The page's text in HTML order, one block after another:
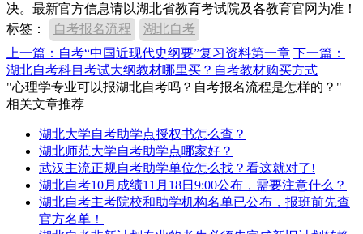
决。最新官方信息请以湖北省教育考试院及各教育官网为准！
标签：
自考报名流程
湖北自考
上一篇：自考“中国近现代史纲要”复习资料第一章 下一篇：
湖北自考科目考试大纲教材哪里买？自考教材购买方式
"心理学专业可以报湖北自考吗？自考报名流程是怎样的？"
相关文章推荐
湖北大学自考助学点授权书怎么查？
湖北师范大学自考助学点哪家好？
武汉主流正规自考助学单位怎么找？看这就对了!
湖北自考10月成绩11月18日9:00公布，需要注意什么？
湖北自考主考院校和助学机构名单已公布，报班前先查
官方名单！